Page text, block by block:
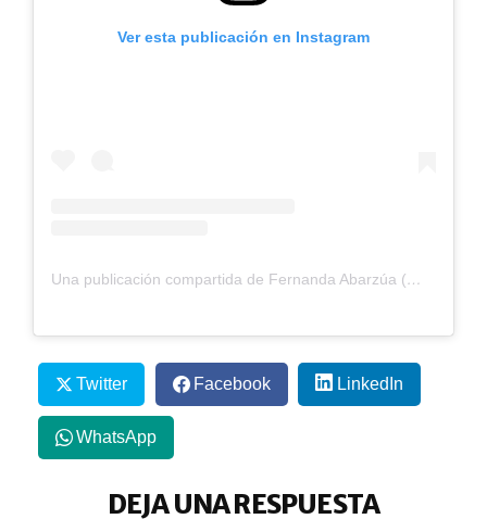
Ver esta publicación en Instagram
Una publicación compartida de Fernanda Abarzúa (@personalfernandaabarzua)
Twitter Facebook LinkedIn
WhatsApp
DEJA UNA RESPUESTA